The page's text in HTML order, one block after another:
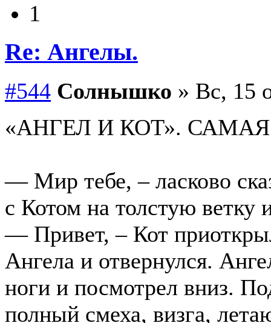
1
Re: Ангелы.
#544 Солнышко » Вс, 15
«АНГЕЛ И КОТ».
— Мир тебе, – ласково
с Котом на толстую ветку
— Привет, – Кот
Ангела и отвернулся.
ноги и посмотрел вниз.
полный смеха, визга,